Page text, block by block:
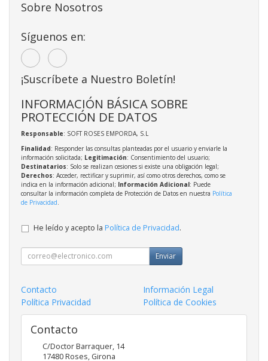
Sobre Nosotros
Síguenos en:
¡Suscríbete a Nuestro Boletín!
INFORMACIÓN BÁSICA SOBRE
PROTECCIÓN DE DATOS
Responsable: SOFT ROSES EMPORDA, S.L
Finalidad: Responder las consultas planteadas por el usuario y enviarle la
información solicitada; Legitimación: Consentimiento del usuario;
Destinatarios: Solo se realizan cesiones si existe una obligación legal;
Derechos: Acceder, rectificar y suprimir, así como otros derechos, como se
indica en la información adicional; Información Adicional: Puede
consultar la información completa de Protección de Datos en nuestra Política
de Privacidad
He leído y acepto la Política de Privacidad.
Enviar
Contacto
Información Legal
Política Privacidad
Política de Cookies
Contacto
C/Doctor Barraquer, 14
17480Roses, Girona